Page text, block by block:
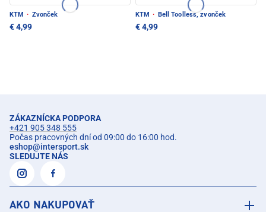
KTM · Zvonček
€ 4,99
KTM · Bell Toolless, zvonček
€ 4,99
ZÁKAZNÍCKA PODPORA
+421 905 348 555
Počas pracovných dní od 09:00 do 16:00 hod.
eshop@intersport.sk
SLEDUJTE NÁS
AKO NAKUPOVAŤ